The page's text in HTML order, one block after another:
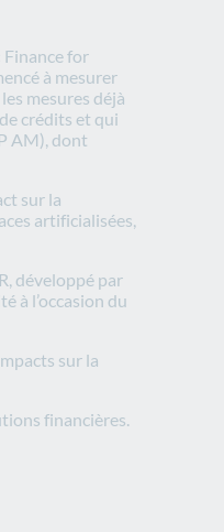
Finance for
à mesurer
mesures déjà
crédits et qui
AM), dont
sur la
artificialisées,
développé par
à l’occasion du
sur la
financières.